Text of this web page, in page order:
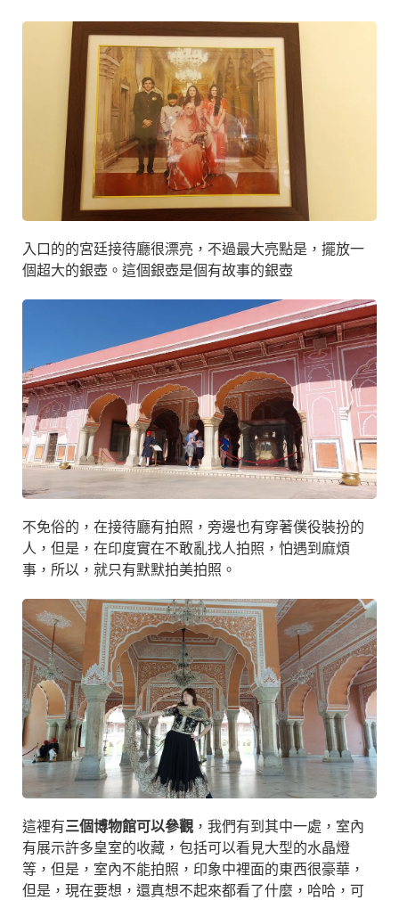
入口的的宮廷接待廳很漂亮，不過最大亮點是，擺放一
個超大的銀壺。這個銀壺是個有故事的銀壺
不免俗的，在接待廳有拍照，旁邊也有穿著僕役裝扮的
人，但是，在印度實在不敢亂找人拍照，怕遇到麻煩
事，所以，就只有默默拍美拍照。
這裡有三個博物館可以參觀 ，我們有到其中一處，室內
有展示許多皇室的收藏，包括可以看見大型的水晶燈
等，但是，室內不能拍照，印象中裡面的東西很豪華，
但是，現在要想，還真想不起來都看了什麼，哈哈，可